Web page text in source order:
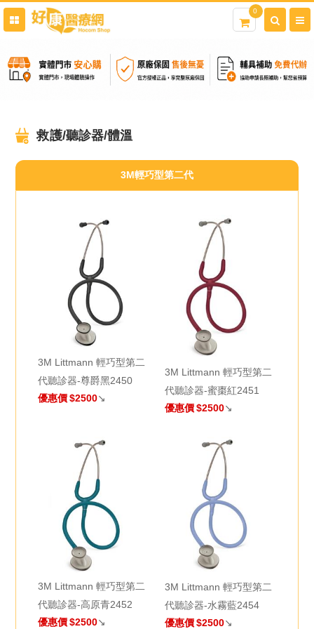
0
救護/聽診器/體溫
3M輕巧型第二代
3M Littmann 輕巧型第二
代聽診器-尊爵黑2450
優惠價 $2500↘
3M Littmann 輕巧型第二
代聽診器-蜜棗紅2451
優惠價$2500↘
3M Littmann 輕巧型第二
代聽診器-高原青2452
優惠價 $2500↘
3M Littmann 輕巧型第二
代聽診器-水霧藍2454
優惠價$2500↘